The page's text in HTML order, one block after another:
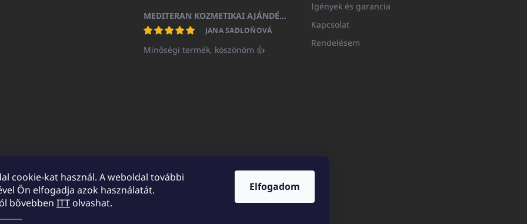
cookie-kat használ. A weboldal további
Ön elfogadja azok használatát.
bővebben ITTolvashat.
Elfogadom
MEDITERAN KOZMETIKAI AJÁNDÉKKÉSZLET
JANA SADLOŇOVÁ
Minőségi termék, köszönöm 👍
Igények és garancia
Kapcsolat
Rendelésem
UNICATO.at UNICATO.hu UNICATOshop.de